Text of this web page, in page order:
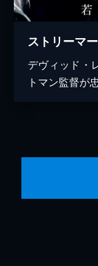
ストリーマ
デヴィッド・
トマン監督が